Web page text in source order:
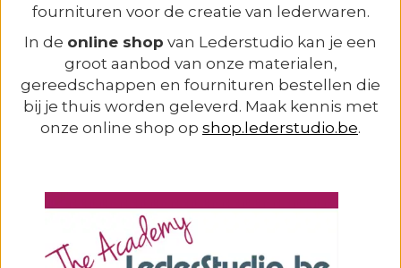
fournituren voor de creatie van lederwaren.
In de online shop van Lederstudio kan je een
groot aanbod van onze materialen,
gereedschappen en fournituren bestellen die
bij je thuis worden geleverd. Maak kennis met
onze online shop op shop.lederstudio.be.